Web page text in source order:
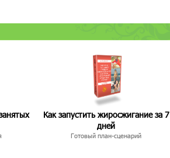
Как запустить жиросжигание за 7
дней
Готовый план-сценарий